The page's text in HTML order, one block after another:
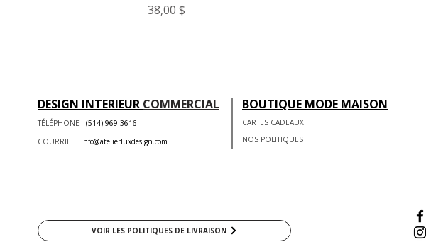
Prix
38,00 $
DESIGN INTERIEUR COMMERCIAL
TÉLÉPHONE (514) 969-3616
COURRIEL info@atelierluxdesign.com
BOUTIQUE MODE MAISON
CARTES CADEAUX
NOS POLITIQUES
VOIR LES POLITIQUES DE LIVRAISON